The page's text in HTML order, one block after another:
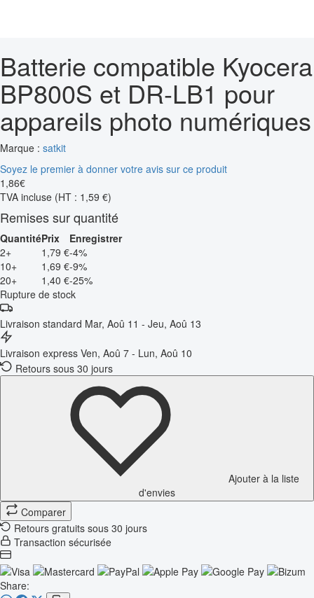
Batterie compatible Kyocera
BP800S et DR-LB1 pour
appareils photo numériques
Marque : satkit
Soyez le premier à donner votre avis sur ce produit
1 ,86€
TVA incluse (HT : 1,59 €)
Remises sur quantité
QuantitéPrix
Enregistrer
2+
1,79 €-4%
10+
1,69 €-9%
20+
1,40 €-25%
Rupture de stock
Livraison standard Mar, Aoû 11 - Jeu, Aoû 13
Livraison express Ven, Aoû 7 - Lun, Aoû 10
Retours sous 30 jours
Ajouter à la liste
d'envies
Comparer
Retours gratuits sous 30 jours
Transaction sécurisée
Share: